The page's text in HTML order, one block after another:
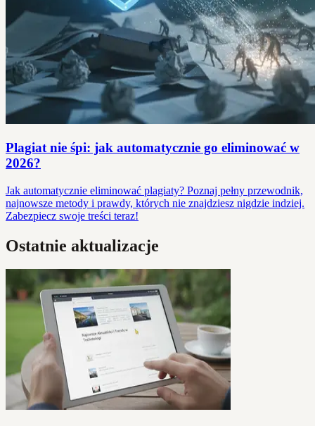
Plagiat nie śpi: jak automatycznie go eliminować w
2026?
Jak automatycznie eliminować plagiaty? Poznaj pełny przewodnik,
najnowsze metody i prawdy, których nie znajdziesz nigdzie indziej.
Zabezpiecz swoje treści teraz!
Ostatnie aktualizacje